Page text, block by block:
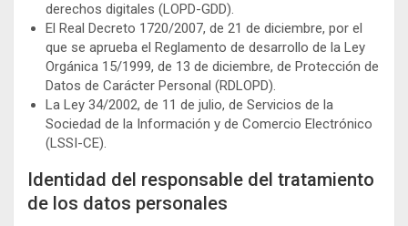
derechos digitales (LOPD-GDD).
El Real Decreto 1720/2007, de 21 de diciembre, por el
que se aprueba el Reglamento de desarrollo de la Ley
Orgánica 15/1999, de 13 de diciembre, de Protección de
Datos de Carácter Personal (RDLOPD).
La Ley 34/2002, de 11 de julio, de Servicios de la
Sociedad de la Información y de Comercio Electrónico
(LSSI-CE).
Identidad del responsable del tratamiento
de los datos personales